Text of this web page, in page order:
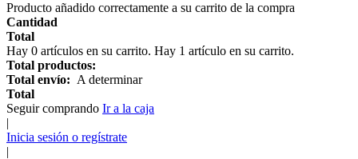
Producto añadido correctamente a su carrito de la compra
Cantidad
Total
Hay 0 artículos en su carrito. Hay 1 artículo en su carrito.
Total productos:
Total envío: A determinar
Total
Seguir comprando Ir a la caja
|
Inicia sesión o regístrate
|